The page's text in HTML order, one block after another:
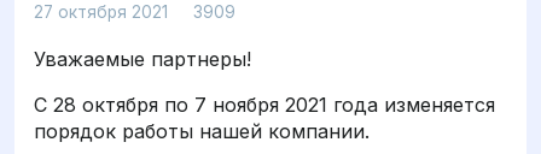
27 октября 2021 3909
Уважаемые партнеры!
С 28 октября по 7 ноября 2021 года изменяется
порядок работы нашей компании.